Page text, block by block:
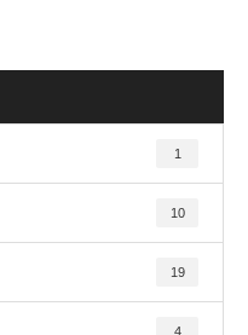
1
10
19
4